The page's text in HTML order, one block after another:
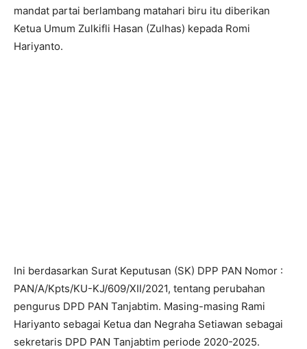
mandat partai berlambang matahari biru itu diberikan
Ketua Umum Zulkifli Hasan (Zulhas) kepada Romi
Hariyanto.
Ini berdasarkan Surat Keputusan (SK) DPP PAN Nomor :
PAN/A/Kpts/KU-KJ/609/XII/2021, tentang perubahan
pengurus DPD PAN Tanjabtim. Masing-masing Rami
Hariyanto sebagai Ketua dan Negraha Setiawan sebagai
sekretaris DPD PAN Tanjabtim periode 2020-2025.